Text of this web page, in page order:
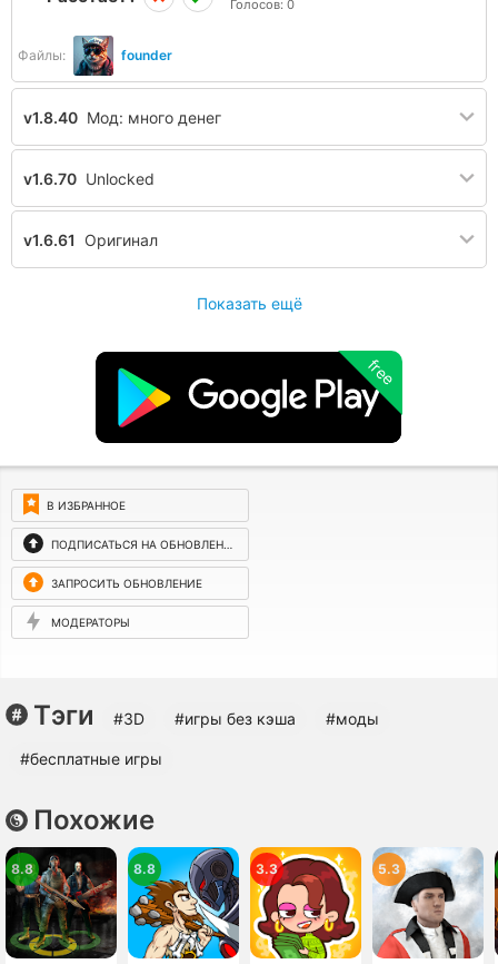
Файлы: founder
Голосов: 0
v1.8.40 Мод: много денег
v1.6.70 Unlocked
v1.6.61 Оригинал
Показать ещё
free
В ИЗБРАННОЕ
ПОДПИСАТЬСЯ НА ОБНОВЛЕНИЯ
ЗАПРОСИТЬ ОБНОВЛЕНИЕ
МОДЕРАТОРЫ
Тэги #3D #игры без кэша #моды
#бесплатные игры
Похожие
8.8 8.8 3.3 5.3